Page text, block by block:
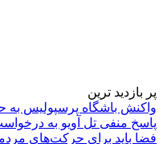
پر بازدید ترین
واکنش باشگاه پرسپولیس به
پاسخ منفی تل آویو به
فضا باید برای حرکت‌های